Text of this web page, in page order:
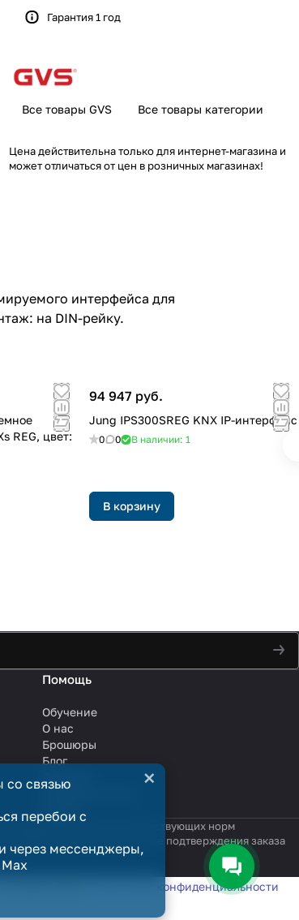
Гарантия 1 год
Все товары GVS Все товары категории
Цена действительна только для интернет-магазина и
может отличаться от цен в розничных магазинах!
интерфейса для
на DIN-рейку.
REG, цвет:
94 947 руб.
Jung IPS300SREG KNX IP-интерфейс
0 0 В наличии: 1
В корзину
Помощь
Обучение
О нас
Брошюры
Блог
Сотрудничество
Услуги
офертой в смысле соответствующих норм
заключённым только после подтверждения заказа
связью
перебои с
через мессенджеры,
×
с политикой конфиденциальности